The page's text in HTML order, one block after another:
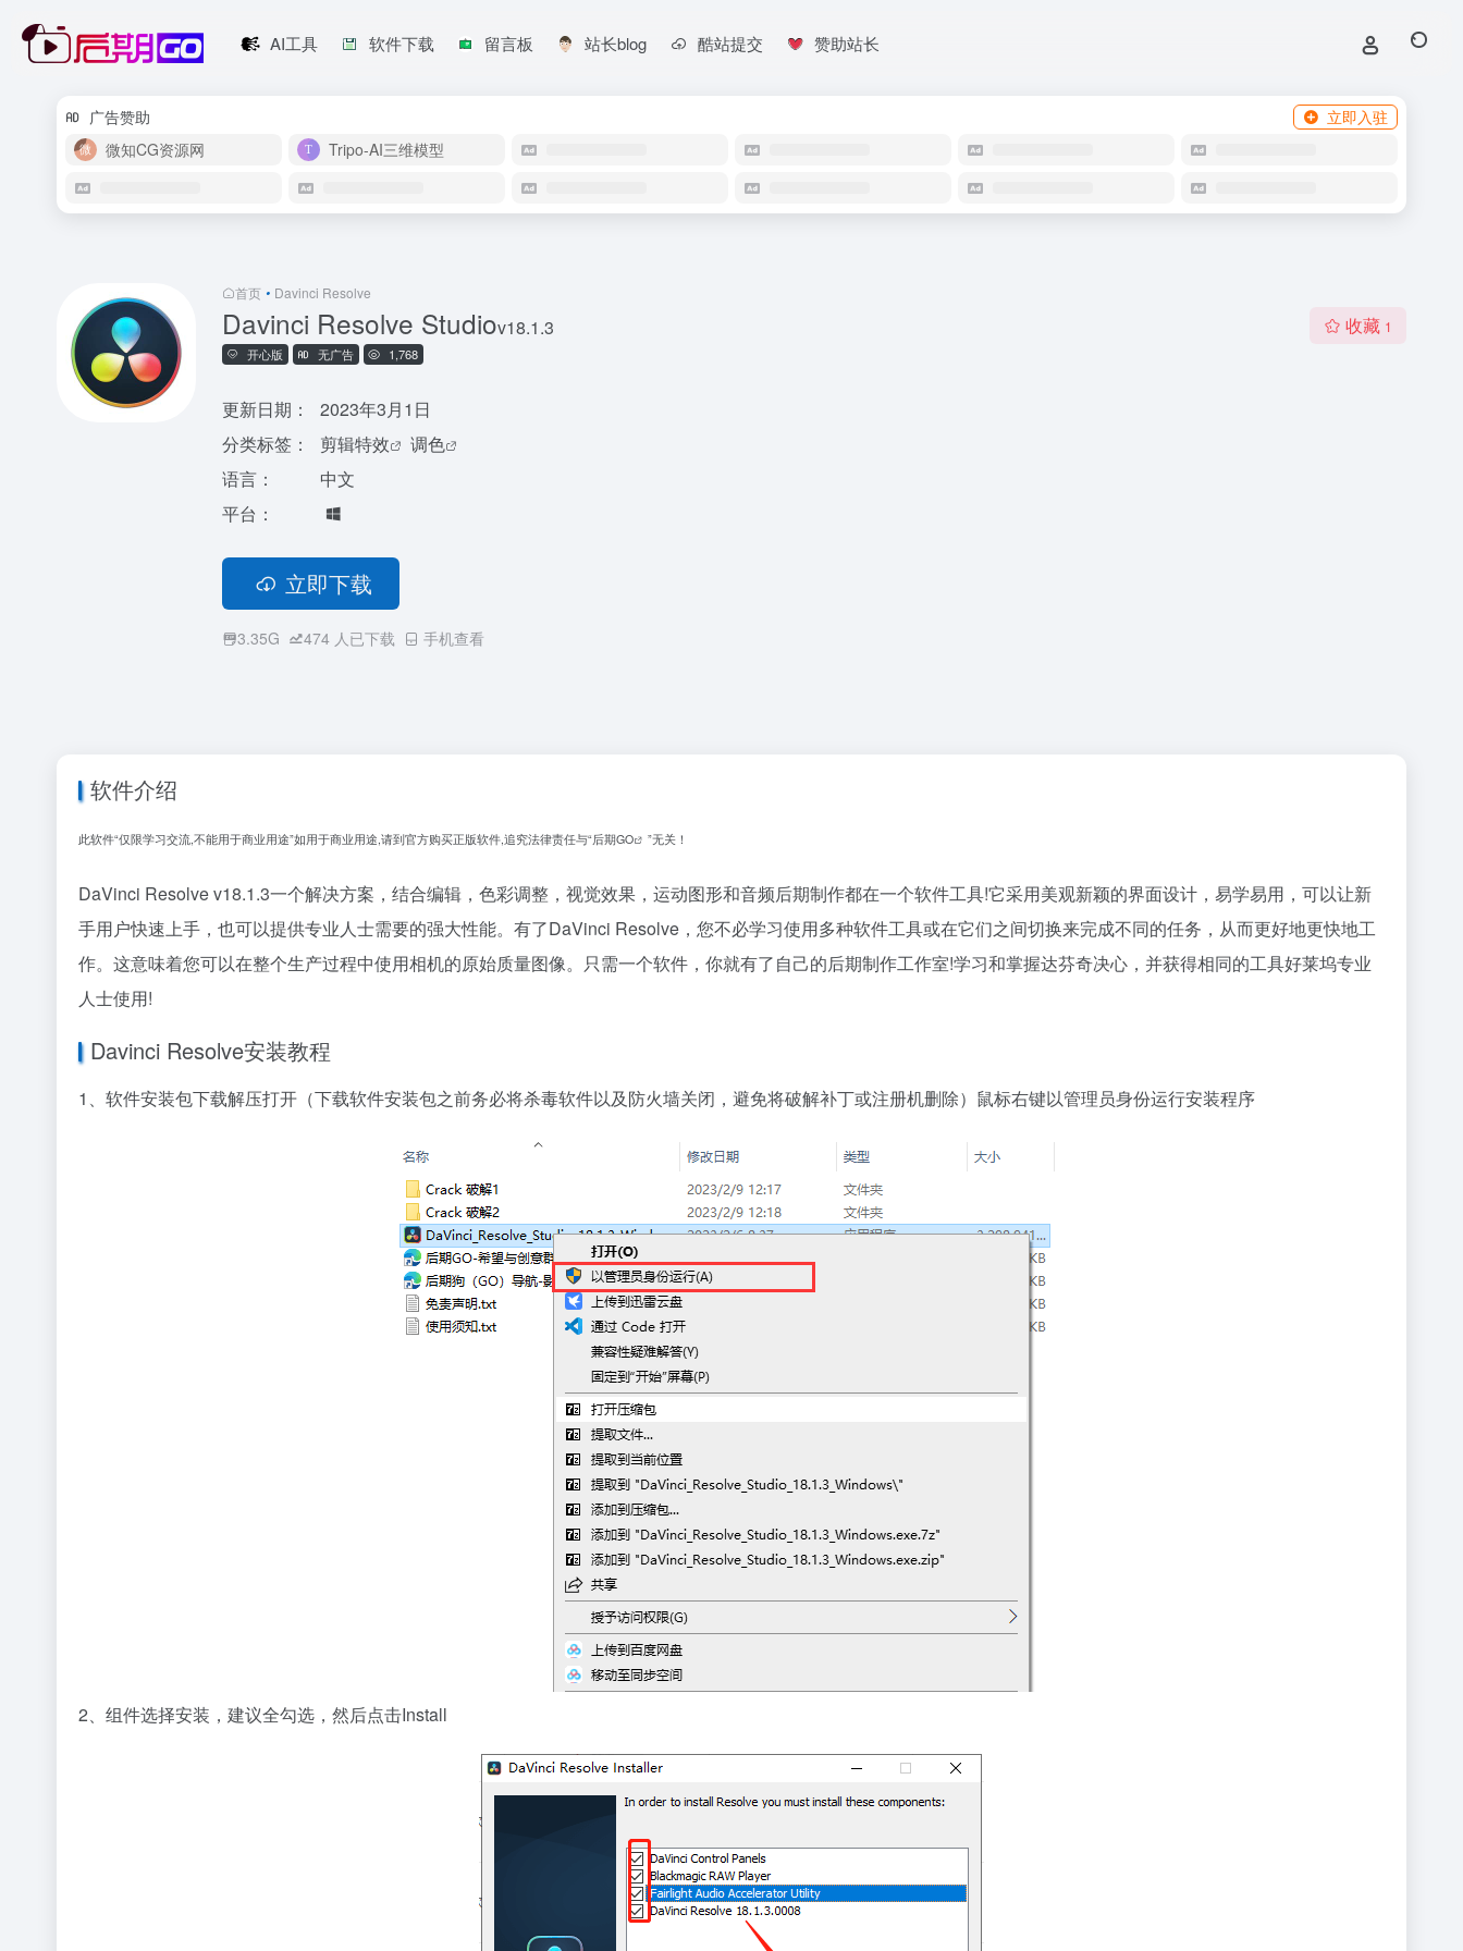
AI工具 软件下载 留言板 站长blog 酷站提交 赞助站长
广告赞助
立即入驻
微知CG资源网
Tripo-AI三维模型
首页 • Davinci Resolve
Davinci Resolve Studiov18.1.3
开心版 无广告 1,768
收藏 1
更新日期：
2023年3月1日
分类标签：
剪辑特效
调色
语言：
中文
平台：
立即下载
3.35G 474 人已下载 手机查看
软件介绍
此软件“仅限学习交流,不能用于商业用途”如用于商业用途,请到官方购买正版软件,追究法律责任与“后期GO ”无关！
DaVinci Resolve v18.1.3一个解决方案，结合编辑，色彩调整，视觉效果，运动图形和音频后期制作都在一个软件工具!它采用美观新颖的界面设计，易学易用，可以让新
手用户快速上手，也可以提供专业人士需要的强大性能。有了DaVinci Resolve，您不必学习使用多种软件工具或在它们之间切换来完成不同的任务，从而更好地更快地工
作。这意味着您可以在整个生产过程中使用相机的原始质量图像。只需一个软件，你就有了自己的后期制作工作室!学习和掌握达芬奇决心，并获得相同的工具好莱坞专业
人士使用!
Davinci Resolve安装教程
1、软件安装包下载解压打开（下载软件安装包之前务必将杀毒软件以及防火墙关闭，避免将破解补丁或注册机删除）鼠标右键以管理员身份运行安装程序
2、组件选择安装，建议全勾选，然后点击Install